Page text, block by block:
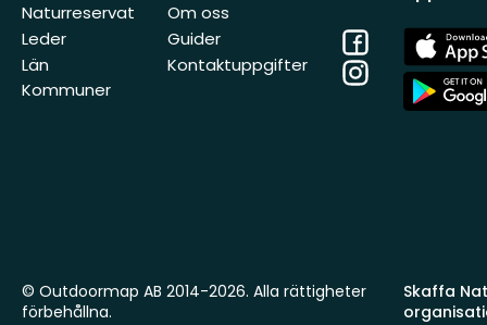
Naturreservat
Leder
Län
Kommuner
Om oss
Guider
Kontaktuppgifter
Facebook
Instagram
App
Store
App
Store
Skaffa
© Outdoormap AB 2014-2026. Alla rättigheter
förbehållna.